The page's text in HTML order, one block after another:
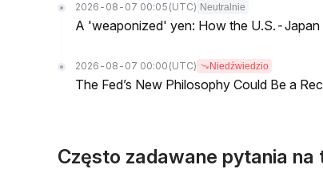
2026-08-07 00:05 (UTC) Neutralnie
A 'weaponized' yen: How the U.S.-Japan
2026-08-07 00:00 (UTC) Niedźwiedzio
The Fed’s New Philosophy Could Be a
Często zadawane pytania